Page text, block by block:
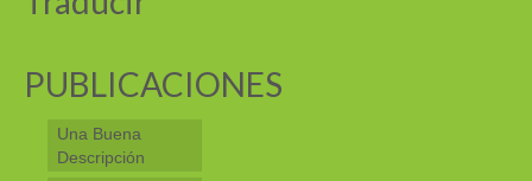
PUBLICACIONES
Una Buena
Descripción